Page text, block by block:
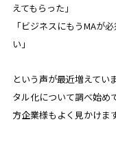
えてもらった」
「ビジネスにもうMAが
い」
という声が最近増えてい
タル化について調べ始め
方企業様もよく見かけます